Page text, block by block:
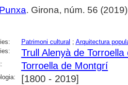
Punxa. Girona, núm. 56
Patrimoni cultural ; Arquitectura
Trull Alenyà de
Torroella de Montgrí
[1800 - 2019]